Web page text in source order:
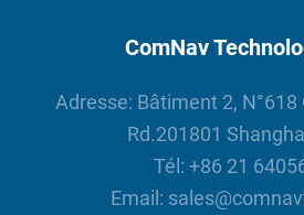
ComNav
Adresse: Bâtiment 2,
Rd.201801
Tél: +86 21
Email: